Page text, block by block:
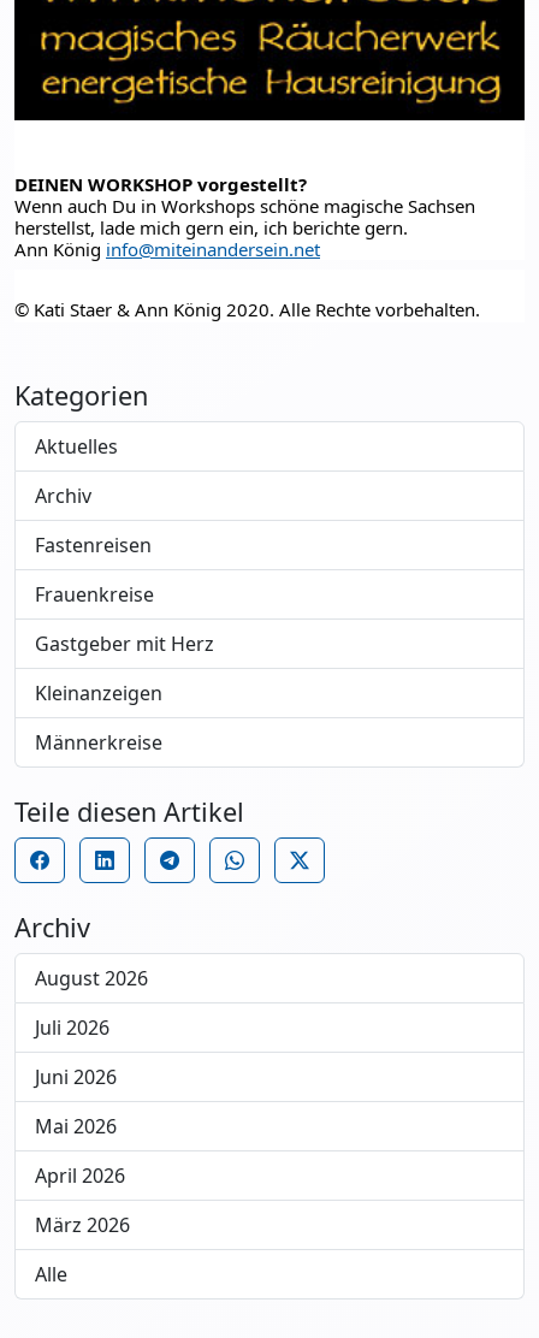
DEINEN WORKSHOP vorgestellt?
Wenn auch Du in Workshops schöne magische Sachsen
herstellst, lade mich gern ein, ich berichte gern.
Ann König info@miteinandersein.net
© Kati Staer & Ann König 2020. Alle Rechte vorbehalten.
Kategorien
Aktuelles
Archiv
Fastenreisen
Frauenkreise
Gastgeber mit Herz
Kleinanzeigen
Männerkreise
Teile diesen Artikel
Archiv
August 2026
Juli 2026
Juni 2026
Mai 2026
April 2026
März 2026
Alle